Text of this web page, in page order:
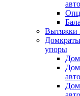
Вытяжки
упоры